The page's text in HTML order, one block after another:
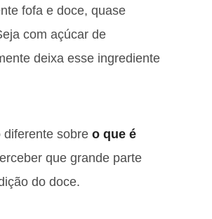
fofa e doce, quase
com açúcar de
deixa esse ingrediente
diferente sobre o que é
que grande parte
do doce.